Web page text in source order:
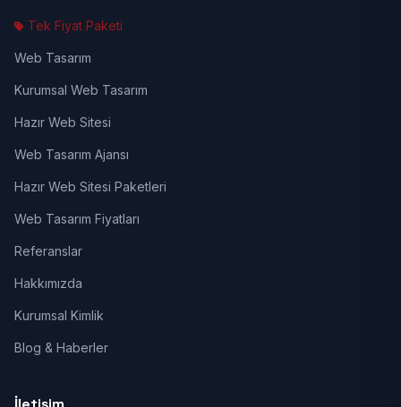
Tek Fiyat Paketi
Web Tasarım
Kurumsal Web Tasarım
Hazır Web Sitesi
Web Tasarım Ajansı
Hazır Web Sitesi Paketleri
Web Tasarım Fiyatları
Referanslar
Hakkımızda
Kurumsal Kimlik
Blog & Haberler